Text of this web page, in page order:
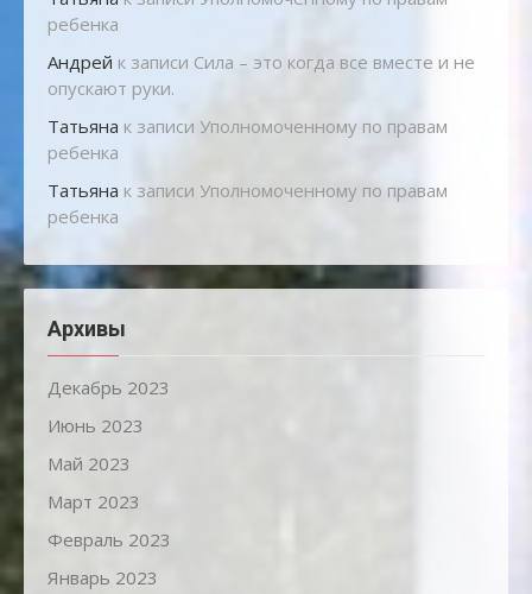
ребенка
Андрей к записи Сила – это когда все вместе и не
опускают руки.
Татьяна к записи Уполномоченному по правам
ребенка
Татьяна к записи Уполномоченному по правам
ребенка
Архивы
Декабрь 2023
Июнь 2023
Май 2023
Март 2023
Февраль 2023
Январь 2023